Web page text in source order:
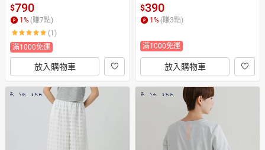
$790
1 % (賺7點)
(1)
滿1000免運
放入購物車
$390
1 % (賺3點)
滿1000免運
放入購物車